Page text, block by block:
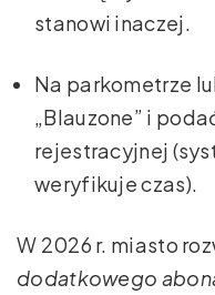
stanowi inaczej.
Na parkometrze
„Blauzone” i
rejestracyjnej
weryfikuje czas).
W 2026 r. miasto
dodatkowego